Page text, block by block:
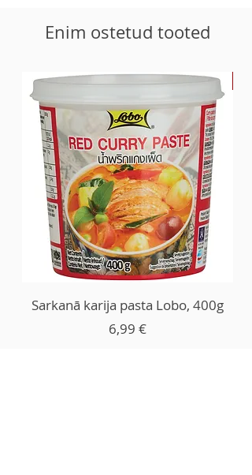
Enim ostetud tooted
Sarkanā karija pasta Lobo, 400g
Price
6,99 €